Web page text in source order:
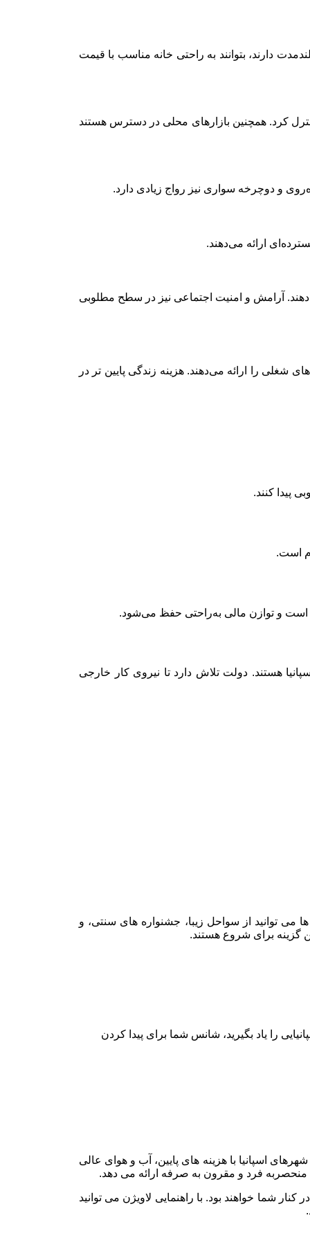
دارند، بتوانند به ‌راحتی خانه مناسب با قیمت
کرد. همچنین بازارهای محلی در دسترس هستند
و دوچرخه‌ سواری نیز رواج زیادی دارد.
ارائه می‌دهند.
آرامش و امنیت اجتماعی نیز در سطح مطلوبی
را ارائه می‌دهند. هزینه زندگی پایین‌ تر در
پیدا کنند.
است.
است و توازن مالی به‌راحتی حفظ می‌شود.
هستند. دولت تلاش دارد تا نیروی کار خارجی
می توانید از سواحل زیبا، جشنواره های سنتی، و
گزینه برای شروع هستند.
را یاد بگیرید، شانس شما برای پیدا کردن
اسپانیا با هزینه های پایین، آب و هوای عالی
منحصربه فرد و مقرون به صرفه ارائه می دهد.
شما خواهند بود. با راهنمایی لاویژن می توانید